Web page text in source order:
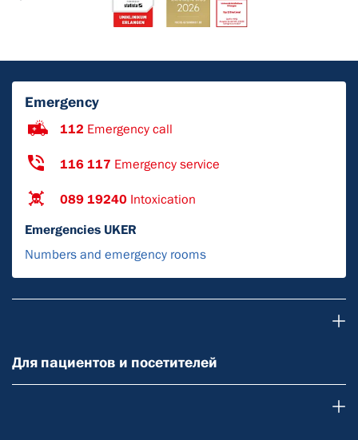
Emergency
112 Emergency call
116 117 Emergency service
089 19240 Intoxication
Emergencies UKER
Numbers and emergency rooms
Для пациентов и посетителей